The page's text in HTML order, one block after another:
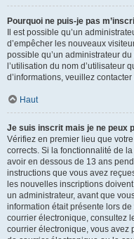
Pourquoi ne puis-je pas
Il est possible qu’un
d’empêcher les nouveaux
possible qu’un administrateur
l’utilisation du nom d’utilisateur
d’informations, veuillez
Haut
Je suis inscrit mais je ne peux
Vérifiez en premier lieu que
corrects. Si la fonctionnalité de
avoir en dessous de 13 ans
instructions que vous avez
les nouvelles inscriptions
un administrateur, avant que
information était présente lors
courrier électronique, consultez
courrier électronique, vous avez